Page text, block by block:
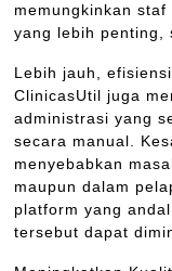
memungkinkan
yang lebih penting,
Lebih jauh,
ClinicasUtil juga
administrasi yang
secara manual.
menyebabkan
maupun dalam
platform yang
tersebut dapat